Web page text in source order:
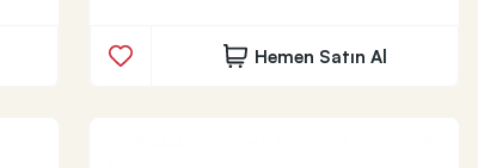
Hemen Satın Al